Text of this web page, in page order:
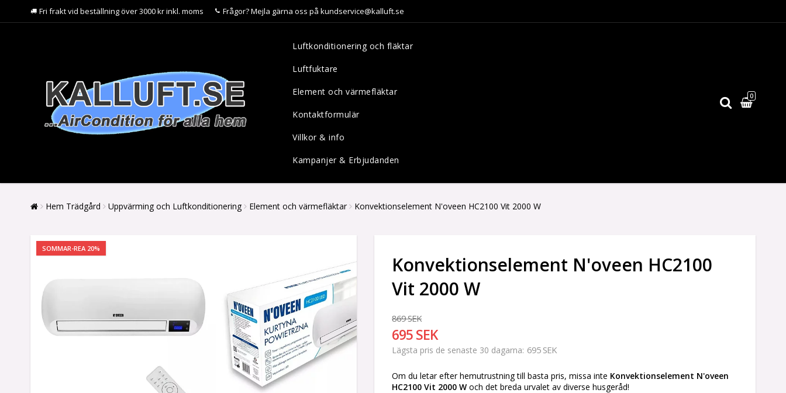
Fri frakt vid beställning över 3000 kr inkl. moms Frågor? Mejla gärna oss på kundservice@kalluft.se
Luftkonditionering och fläktar
Luftfuktare
Element och värmefläktar
Kontaktformulär
Villkor & info
Kampanjer & Erbjudanden
0
Hem Trädgård Uppvärming och Luftkonditionering Element och värmefläktar Konvektionselement N'oveen HC2100 Vit 2000 W
SOMMAR-REA 20%
Konvektionselement N'oveen HC2100
Vit 2000 W
869 SEK
695 SEK
Lägsta pris de senaste 30 dagarna 695 SEK
Om du letar efter hemutrustning till basta pris, missa inte Konvektionselement N'oveen
HC2100 Vit 2000 W och det breda urvalet av diverse husgeråd!